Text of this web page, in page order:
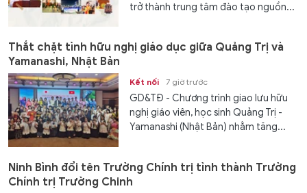
trở thành trung tâm đào tạo nguồn...
Thắt chặt tình hữu nghị giáo dục giữa Quảng Trị và
Yamanashi, Nhật Bản
Kết nối 7 giờ trước
GD&TĐ - Chương trình giao lưu hữu
nghị giáo viên, học sinh Quảng Trị -
Yamanashi (Nhật Bản) nhằm tăng...
Ninh Bình đổi tên Trường Chính trị tỉnh thành Trường
Chính trị Trường Chinh